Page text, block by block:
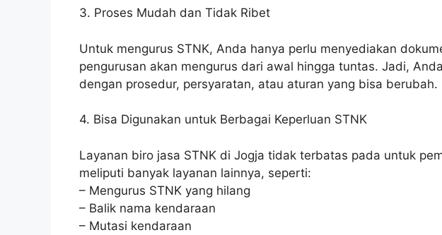
3. Proses Mudah dan Tidak Ribet
Untuk mengurus STNK, Anda hanya perlu menyediakan
pengurusan akan mengurus dari awal hingga tuntas. Jadi,
dengan prosedur, persyaratan, atau aturan yang bisa berubah.
4. Bisa Digunakan untuk Berbagai Keperluan STNK
Layanan biro jasa STNK di Jogja tidak terbatas pada untuk
meliputi banyak layanan lainnya, seperti:
– Mengurus STNK yang hilang
– Balik nama kendaraan
– Mutasi kendaraan